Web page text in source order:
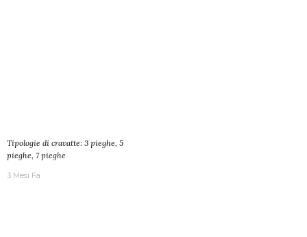
Tipologie di cravatte: 3 pieghe, 5
pieghe, 7 pieghe
3 Mesi Fa